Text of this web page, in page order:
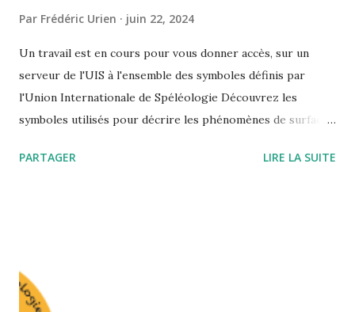
Par Frédéric Urien juin 22, 2024
Un travail est en cours pour vous donner accès, sur un
serveur de l'UIS à l'ensemble des symboles définis par
l'Union Internationale de Spéléologie Découvrez les
symboles utilisés pour décrire les phénomènes de surface
PARTAGER LIRE LA SUITE